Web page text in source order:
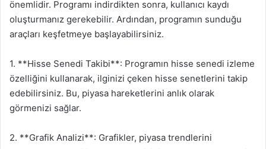
önemlidir. Programı indirdikten sonra, kullanıcı kaydı
oluşturmanız gerekebilir. Ardından, programın sunduğu
araçları keşfetmeye başlayabilirsiniz.
1. **Hisse Senedi Takibi**: Programın hisse senedi izleme
özelliğini kullanarak, ilginizi çeken hisse senetlerini takip
edebilirsiniz. Bu, piyasa hareketlerini anlık olarak
görmenizi sağlar.
2. **Grafik Analizi**: Grafikler, piyasa trendlerini